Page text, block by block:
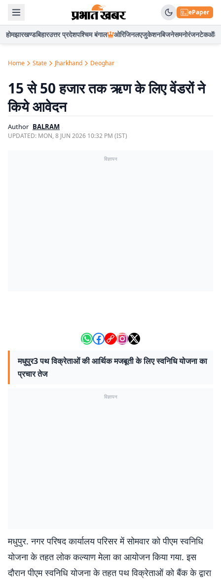
ePaper
होमझारखण्डबिहारउत्तर प्रदेशपश्चिम बंगाल ओरिजिनलएजुकेशनबिजनेसमनोरंजनटेकऑटो
Home State Jharkhand Deoghar
15 से 50 हजार तक ऋण के लिए वेंडरों ने
किये आवेदन
Author BALRAM
UPDATED: MON, 8 JUN 2026 10:32 PM (IST)
विज्ञापन
मधुपुर3 पथ विक्रेताओं की आर्थिक मजबूती के लिए स्वनिधि योजना का
प्रचार तेज
विज्ञापन
मधुपुर. नगर परिषद कार्यालय परिसर में सोमवार को पीएम स्वनिधि
योजना के तहत लोक कल्याण मेला का आयोजन किया गया. इस
दौरान पीएम स्वनिधि योजना के तहत पथ विक्रेताओं को बैंक के द्वारा